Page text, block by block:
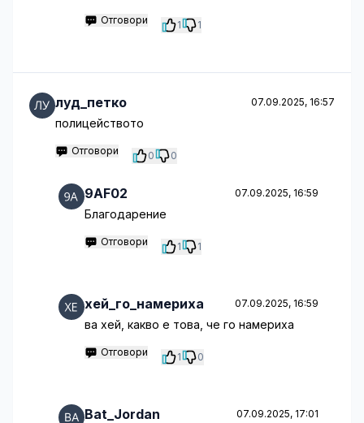
Отговори 1 1
луд_петко 07.09.2025, 16:57
полицейството
Отговори 0 0
9AF02 07.09.2025, 16:59
Благодарение
Отговори 1 1
хей_го_намериха 07.09.2025, 16:59
ва хей, какво е това, че го намериха
Отговори 1 0
Bat_Jordan 07.09.2025, 17:01